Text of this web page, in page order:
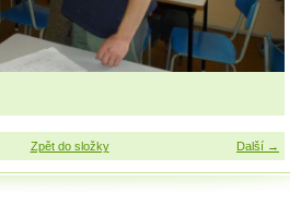
Další →
Zpět do složky